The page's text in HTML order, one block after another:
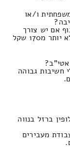
ו/או
אם יש צורך
הובלה של כספת גולמנית המחירון זהו 390 ולא יותר מ170 שקל
חשיבות גבוהה
ברזל בנווה
מעבירים